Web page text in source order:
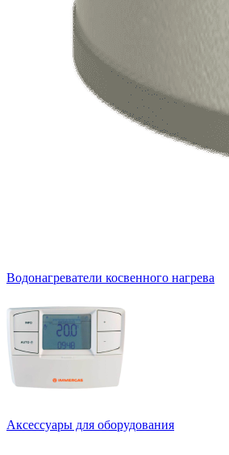
Водонагреватели косвенного нагрева
Аксессуары для оборудования